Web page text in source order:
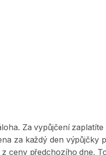
Za vypůjčení zaplatíte
za každý den výpůjčky
ceny předchozího dne.